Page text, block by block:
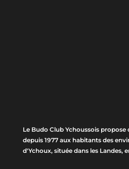
Le Budo Club Ychoussois
depuis 1977 aux habitants des
d'Ychoux, située dans les Landes,